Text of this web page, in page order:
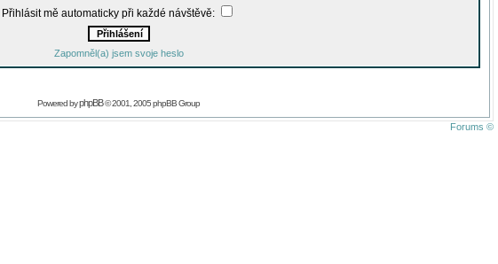
Přihlásit mě automaticky při každé návštěvě:
Zapomněl(a) jsem svoje heslo
Powered byphpBB© 2001, 2005 phpBB Group
Forums ©